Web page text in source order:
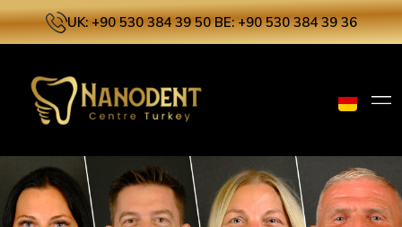
UK: +90 530 384 39 50 BE: +90 530 384 39 36